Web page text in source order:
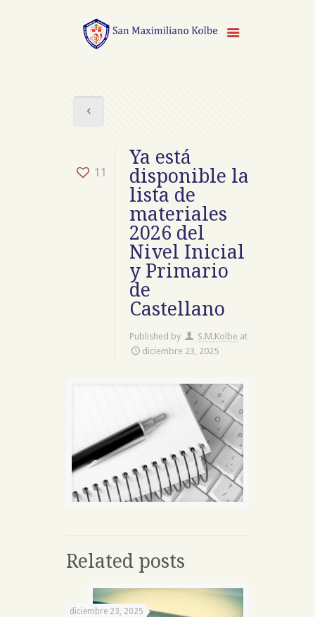
11
Ya está
disponible la
lista de
materiales
2026 del
Nivel Inicial
y Primario
de
Castellano
Published by S.M.Kolbe at
diciembre 23, 2025
Related posts
diciembre 23, 2025